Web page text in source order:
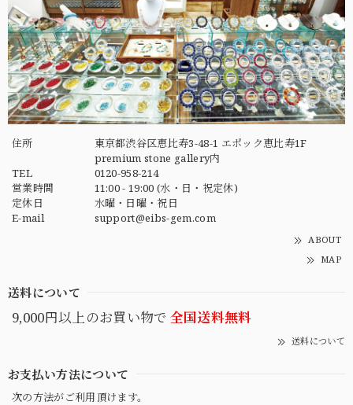
住所
東京都渋谷区恵比寿3-48-1 エポック恵比寿1F
premium stone gallery内
TEL
0120-958-214
営業時間
11:00 - 19:00 (水・日・祝定休)
定休日
水曜・日曜・祝日
E-mail
support@eibs-gem.com
ABOUT
MAP
送料について
9,000円以上のお買い物で 全国送料無料
送料について
お支払い方法について
次の方法がご利用頂けます。